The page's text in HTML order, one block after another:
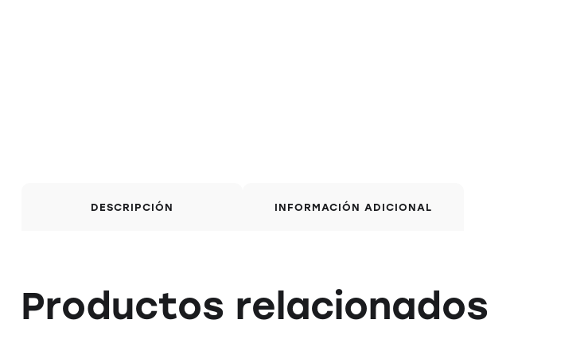
DESCRIPCIÓN INFORMACIÓN ADICIONAL
Productos relacionados